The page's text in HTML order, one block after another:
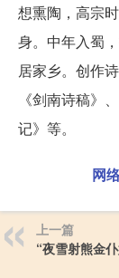
想熏陶，高宗
身。中年入蜀
居家乡。创作
《剑南诗稿》
记》等。
网
上一篇
“夜雪射熊金